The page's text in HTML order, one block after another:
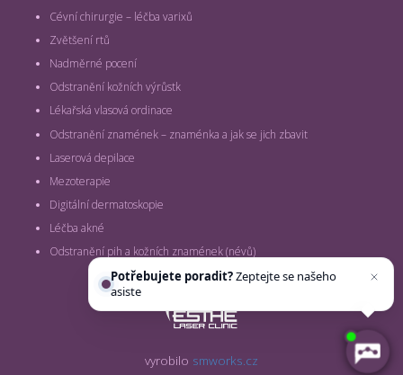
Cévní chirurgie – léčba varixů
Zvětšení rtů
Nadměrné pocení
Odstranění kožních výrůstk
Lékařská vlasová ordinace
Odstranění znamének – znaménka a jak se jich zbavit
Laserová depilace
Mezoterapie
Digitální dermatoskopie
Léčba akné
Odstranění pih a kožních znamének (névů)
vyrobilo smworks.cz
Potřebujete poradit?Zeptejte se našeho
asistenta